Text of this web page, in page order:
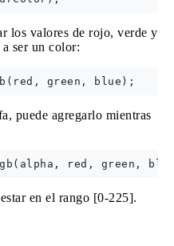
los valores de rojo, verde y
ser un color:
puede agregarlo mientras
en el rango [0-225].